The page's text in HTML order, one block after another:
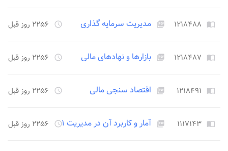
import_contacts ۱۲۱۸۴۸۸ picture_as_pdf مدیریت سرمایه گذاری access_time ۲۲۵۶ روز قبل
import_contacts ۱۲۱۸۴۸۷ picture_as_pdf بازارها و نهادهای مالی access_time ۲۲۵۶ روز قبل
import_contacts ۱۲۱۸۴۹۱ picture_as_pdf اقتصاد سنجی مالی access_time ۲۲۵۶ روز قبل
import_contacts ۱۱۱۷۱۴۳ picture_as_pdf آمار و کاربرد آن در مدیریت ۱ access_time ۲۲۵۶ روز قبل